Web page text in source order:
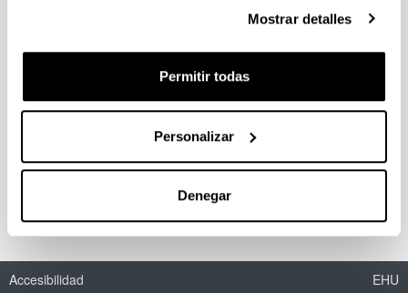
Mostrar detalles
Permitir todas
Personalizar
Denegar
Personas encargadas de la dirección:
Patricia Aspichueta
Doctorado internacional
Accesibilidad EHU